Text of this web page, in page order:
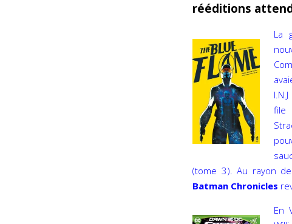
rééditions
La
file
(tome 3). Au rayon
Batman Chronicles
En